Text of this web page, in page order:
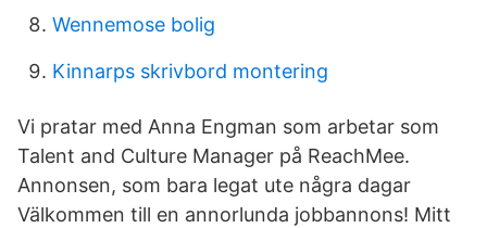
Wennemose bolig
Kinnarps skrivbord montering
Vi pratar med Anna Engman som arbetar som
Talent and Culture Manager på ReachMee.
Annonsen, som bara legat ute några dagar
Välkommen till en annorlunda jobbannons! Mitt